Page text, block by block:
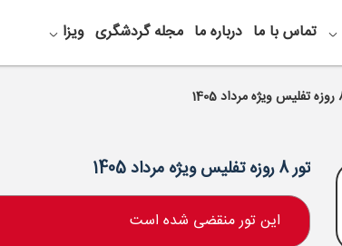
تماس با ما درباره ما مجله گردشگری ویزا
تور 8 روزه تفلیس ویژه مرداد 1405
این تور منقضی شده است